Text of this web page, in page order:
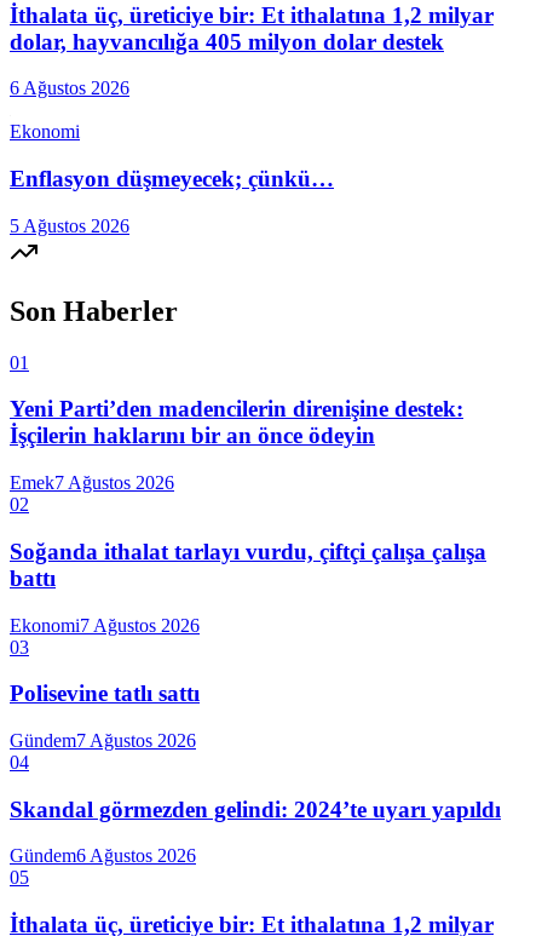
İthalata üç, üreticiye bir: Et ithalatına 1,2 milyar
dolar, hayvancılığa 405 milyon dolar destek
6 Ağustos 2026
Ekonomi
Enflasyon düşmeyecek; çünkü…
5 Ağustos 2026
Son Haberler
01
Yeni Parti’den madencilerin direnişine destek:
İşçilerin haklarını bir an önce ödeyin
Emek7 Ağustos 2026
02
Soğanda ithalat tarlayı vurdu, çiftçi çalışa çalışa
battı
Ekonomi7 Ağustos 2026
03
Polisevine tatlı sattı
Gündem7 Ağustos 2026
04
Skandal görmezden gelindi: 2024’te uyarı yapıldı
Gündem6 Ağustos 2026
05
İthalata üç, üreticiye bir: Et ithalatına 1,2 milyar